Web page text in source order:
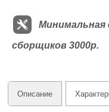
сборщиков 3000р.
Описание